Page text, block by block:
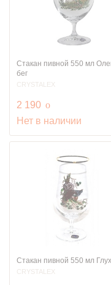
Стакан пивной 550 мл
бег
CRYSTALEX
2 190 руб.
o
Нет в наличии
Стакан пивной 550 мл
CRYSTALEX